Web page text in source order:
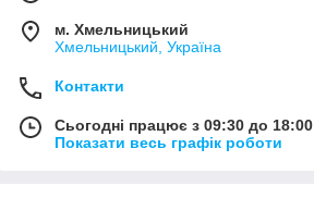
м. Хмельницький
Хмельницький, Україна
Контакти
Сьогодні працює з 09:30 до 18:00
Показати весь графік роботи